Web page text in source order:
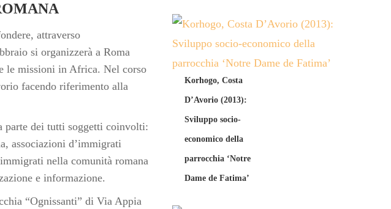
attraverso
si organizzerà a Roma
le missioni in Africa. Nel corso
facendo riferimento alla
parte dei tutti soggetti coinvolti:
associazioni d’immigrati
nella comunità romana
e informazione.
“Ognissanti” di Via Appia
Korhogo, Costa
D’Avorio (2013):
Sviluppo socio-
economico della
parrocchia ‘Notre
Dame de Fatima’